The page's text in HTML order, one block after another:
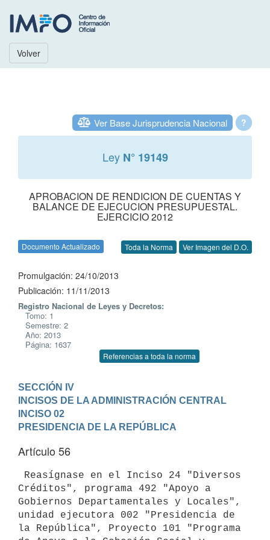
Volver
?
Ver Base Jurisprudencia Nacional
Ley N° 19149
APROBACION DE RENDICION DE CUENTAS Y
BALANCE DE EJECUCION PRESUPUESTAL.
EJERCICIO 2012
Documento Actualizado Toda la Norma Ver Imagen del D.O.
Promulgación: 24/10/2013
Publicación: 11/11/2013
Registro Nacional de Leyes y Decretos:
Tomo: 1
Semestre: 2
Año: 2013
Página: 1637
Referencias a toda la norma
SECCIÓN IV
INCISOS DE LA ADMINISTRACIÓN CENTRAL
INCISO 02
PRESIDENCIA DE LA REPÚBLICA
Artículo 56
Créditos", programa 492 "Apoyo a
Gobiernos Departamentales y Locales",
unidad ejecutora 002 "Presidencia de
la República", Proyecto 101 "Programa